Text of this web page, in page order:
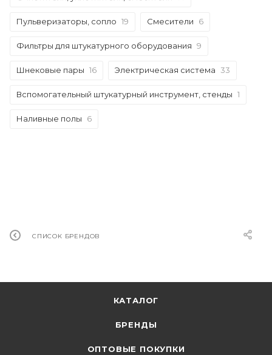
Пульверизаторы, сопло 19 Смесители 6
Фильтры для штукатурного оборудования 9
Шнековые пары 16 Электрическая система 33
Вспомогательный штукатурный инструмент, стенды 1
Наливные полы 6
СПИСОК БРЕНДОВ
КАТАЛОГ
БРЕНДЫ
ОПТОВЫЕ ПОКУПКИ